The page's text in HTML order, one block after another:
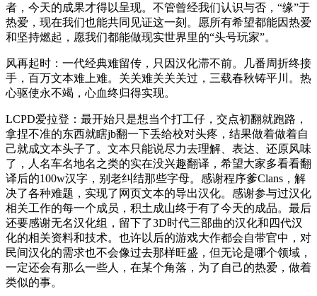
者，今天的成果才得以呈现。不管曾经我们认识与否，“缘”于
热爱，现在我们也能共同见证这一刻。愿所有希望都能因热爱
和坚持燃起，愿我们都能做现实世界里的“头号玩家”。
风再起时：一代经典难留传，只因汉化滞不前。几番周折终接
手，百万文本难上难。关关难关关关过，三载春秋铸平川。热
心驱使永不竭，心血终归得实现。
LCPD爱拉登：最开始只是想当个打工仔，交点初翻就跑路，
拿捏不准的东西就瞎jb翻一下丢给校对头疼，结果做着做着自
己就成文本头子了。文本只能说尽力去理解、表达、还原风味
了，人名车名地名之类的实在没兴趣翻译，希望大家多看看翻
译后的100w汉字，别老纠结那些字母。感谢程序爹Clans，解
决了各种难题，实现了网页文本的导出汉化。感谢参与过汉化
相关工作的每一个成员，积土成山终于有了今天的成品。最后
还要感谢无名汉化组，留下了3D时代三部曲的汉化和四代汉
化的相关资料和技术。也许以后的游戏大作都会自带官中，对
民间汉化的需求也不会像过去那样旺盛，但无论是哪个领域，
一定还会有那么一些人，在某个角落，为了自己的热爱，做着
类似的事。